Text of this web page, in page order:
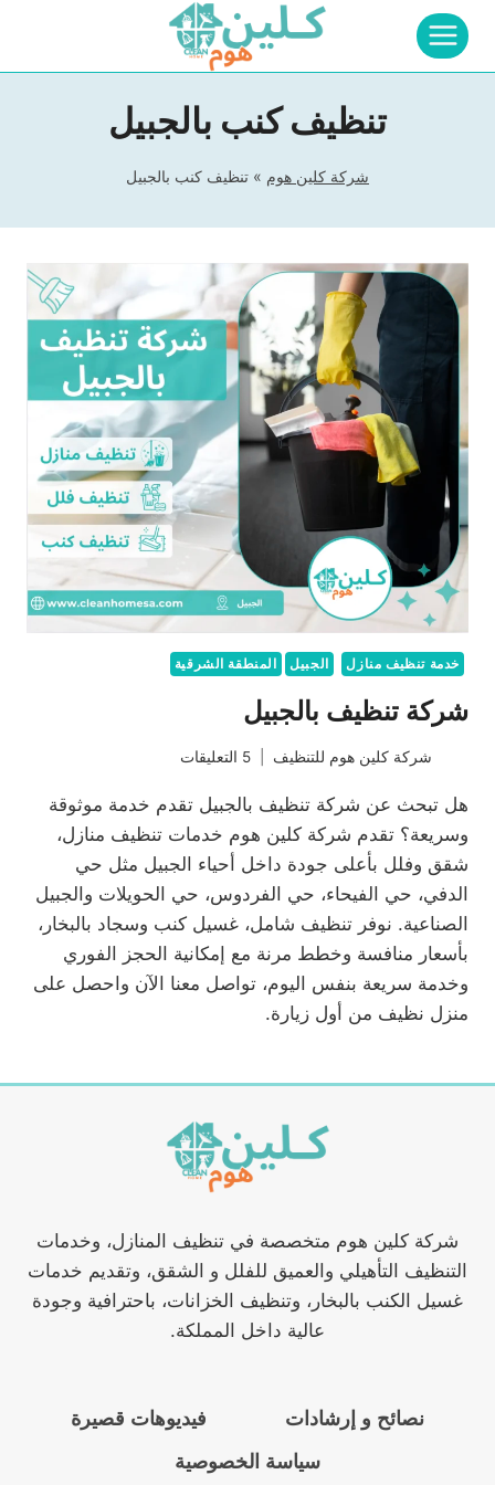
التجاوز
المحتوى
تنظيف كنب بالجبيل
شركة كلين هوم » تنظيف كنب بالجبيل
خدمة تنظيف منازل الجبيل المنطقة الشرقية
شركة تنظيف بالجبيل
شركة كلين هوم للتنظيف 5 التعليقات
هل تبحث عن شركة تنظيف بالجبيل تقدم خدمة موثوقة
وسريعة؟ تقدم شركة كلين هوم خدمات تنظيف منازل،
شقق وفلل بأعلى جودة داخل أحياء الجبيل مثل حي
الدفي، حي الفيحاء، حي الفردوس، حي الحويلات والجبيل
الصناعية. نوفر تنظيف شامل، غسيل كنب وسجاد بالبخار،
بأسعار منافسة وخطط مرنة مع إمكانية الحجز الفوري
وخدمة سريعة بنفس اليوم، تواصل معنا الآن واحصل على
منزل نظيف من أول زيارة.
شركة كلين هوم متخصصة في تنظيف المنازل، وخدمات
التنظيف التأهيلي والعميق للفلل و الشقق، وتقديم خدمات
غسيل الكنب بالبخار، وتنظيف الخزانات، باحترافية وجودة
عالية داخل المملكة.
نصائح و إرشادات
فيديوهات قصيرة
سياسة الخصوصية